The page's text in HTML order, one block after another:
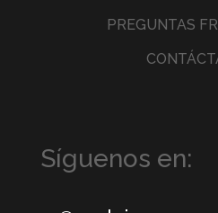
PREGUNTAS
Síguenos en: